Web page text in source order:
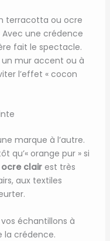
terracotta ou ocre
une crédence
fait le spectacle.
mur accent ou à
l’effet « cocon
marque à l’autre.
qu’« orange pur » si
ocre clairest très
aux textiles
échantillons à
la crédence.